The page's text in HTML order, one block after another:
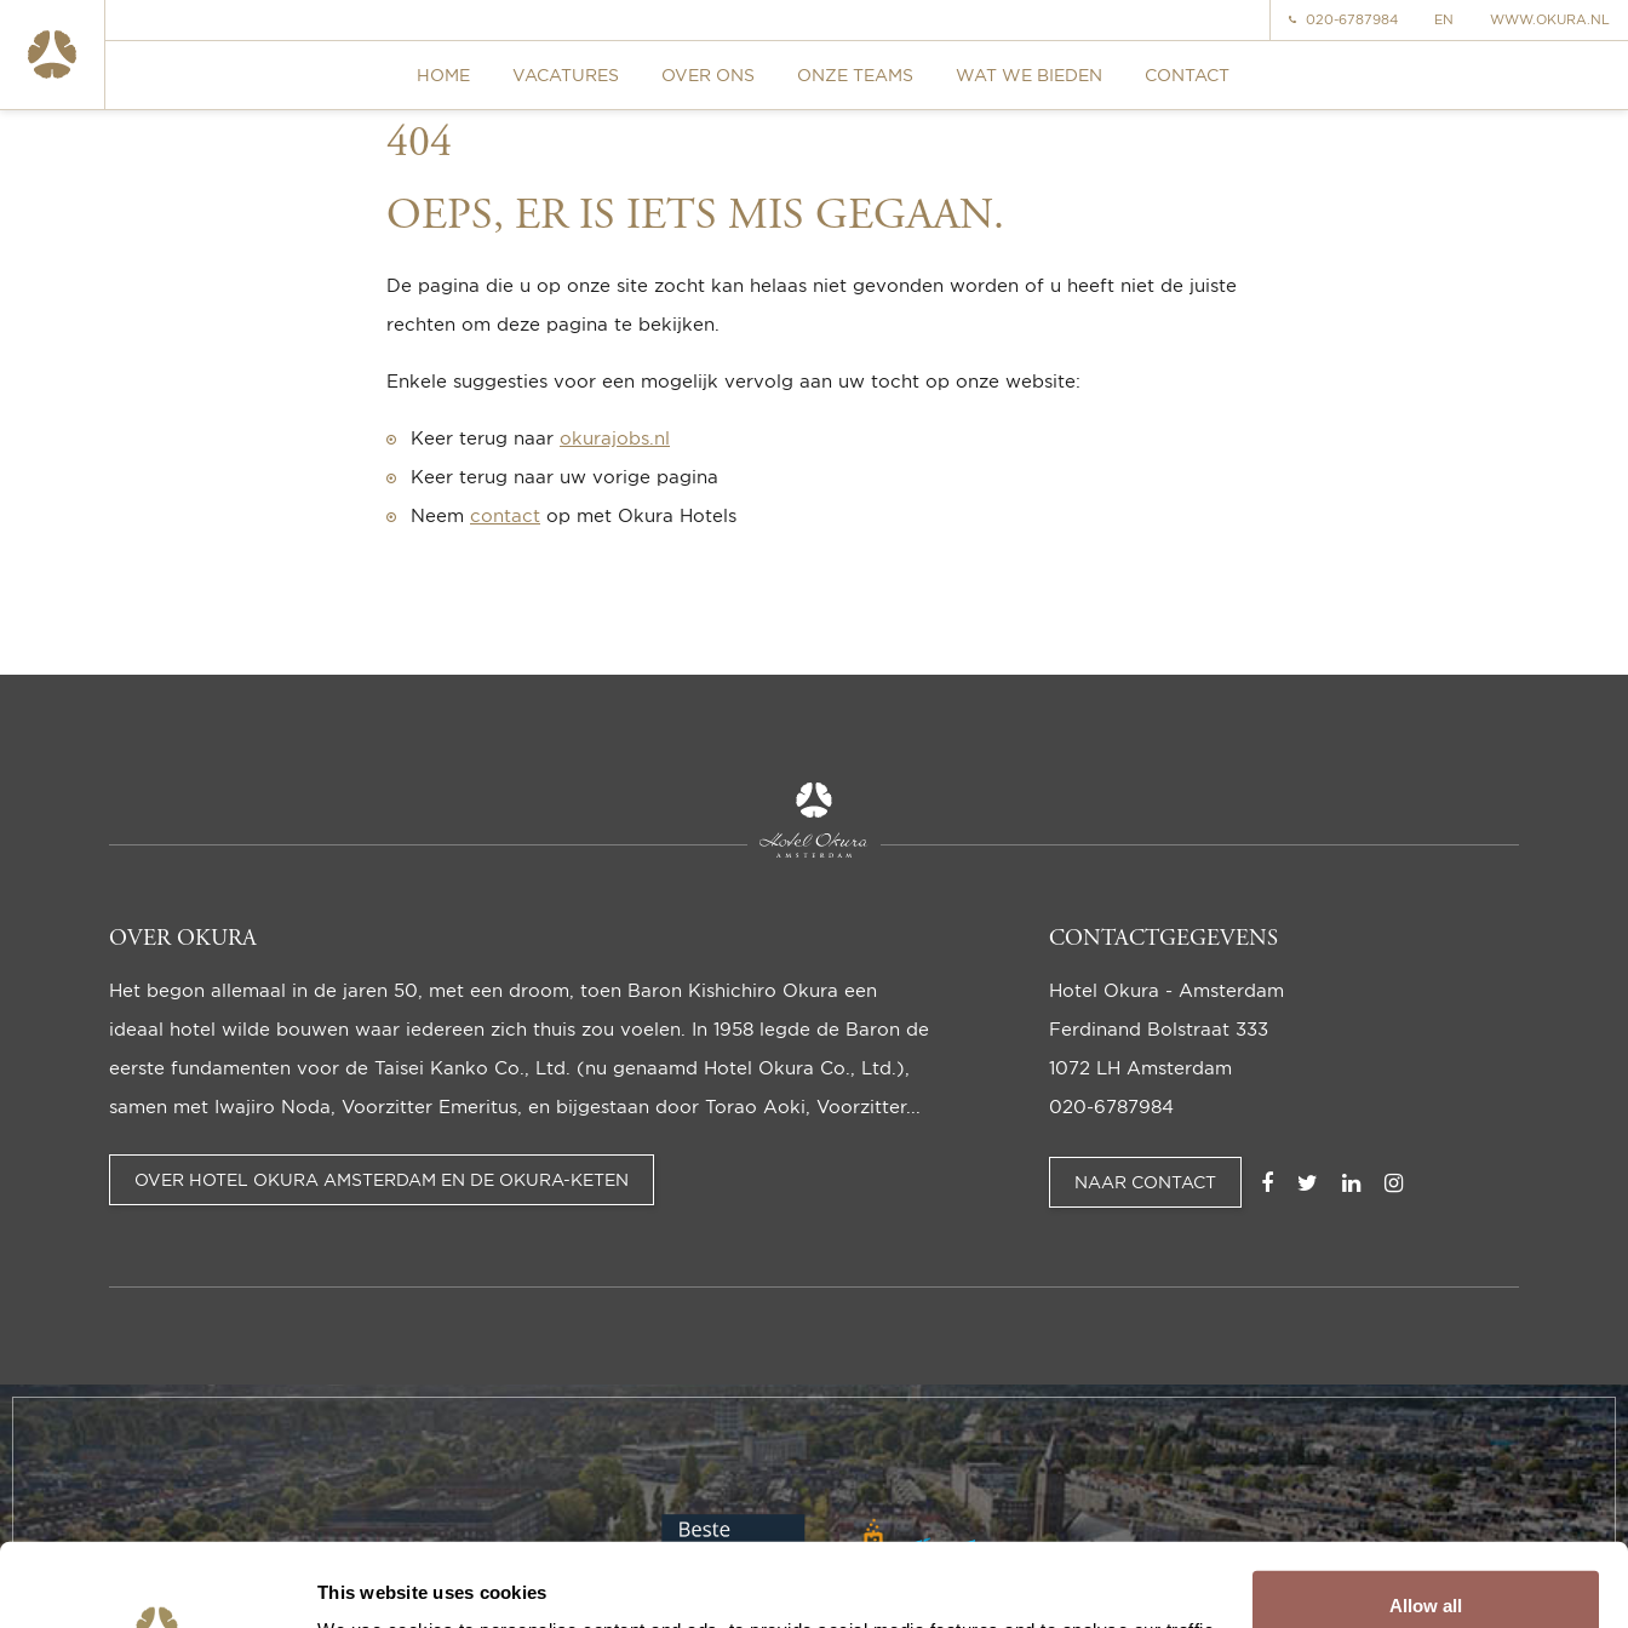
This website uses cookies
Allow all
020-6787984 EN WWW.OKURA.NL
HOME VACATURES OVER ONS ONZE TEAMS WAT WE BIEDEN CONTACT
404
OEPS, ER IS IETS MIS GEGAAN.
De pagina die u op onze site zocht kan helaas niet gevonden worden of u heeft niet de juiste
rechten om deze pagina te bekijken.
Enkele suggesties voor een mogelijk vervolg aan uw tocht op onze website:
Keer terug naar okurajobs.nl
Keer terug naar uw vorige pagina
Neem contact op met Okura Hotels
OVER OKURA
Het begon allemaal in de jaren 50, met een droom, toen Baron Kishichiro Okura een
ideaal hotel wilde bou­wen waar iedereen zich thuis zou voelen. In 1958 legde de Baron de
eerste funda­men­ten voor de Taisei Kanko Co., Ltd. (nu genaamd Hotel Okura Co., Ltd.),
samen met Iwajiro Noda, Voorzitter Emeritus, en bijgestaan door Torao Aoki, Voorzit­ter...
OVER HOTEL OKURA AMSTERDAM EN DE OKURA-KETEN
CONTACTGEGEVENS
Hotel Okura - Amsterdam
Ferdinand Bolstraat 333
1072 LH Amsterdam
020-6787984
NAAR CONTACT